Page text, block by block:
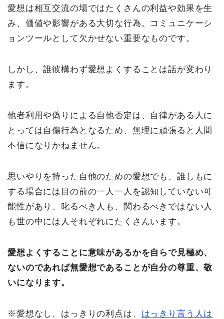
愛想は相互交流の場ではたくさんの利益や効果を生
み、価値や影響がある大切な行為。コミュニケーシ
ョンツールとして欠かせない重要なものです。
しかし、誰彼構わず愛想よくすることは話が変わり
ます。
他者利用や偽りによる自他否定は、自律がある人に
とっては自傷行為となるため、無理に頑張ると人間
不信になりかねません。
思いやりを持った自他のための愛想でも、誰しもに
する場合には目の前の一人一人を認知していない可
能性があり、叱るべき人も、関わるべきではない人
も世の中には人それぞれにたくさんいます。
愛想よくすることに意味があるかを自らで見極め、
ないのであれば無愛想であることが自分の尊重、敬
いになります。
※愛想なし、はっきりの利点は、 はっきり言う人は